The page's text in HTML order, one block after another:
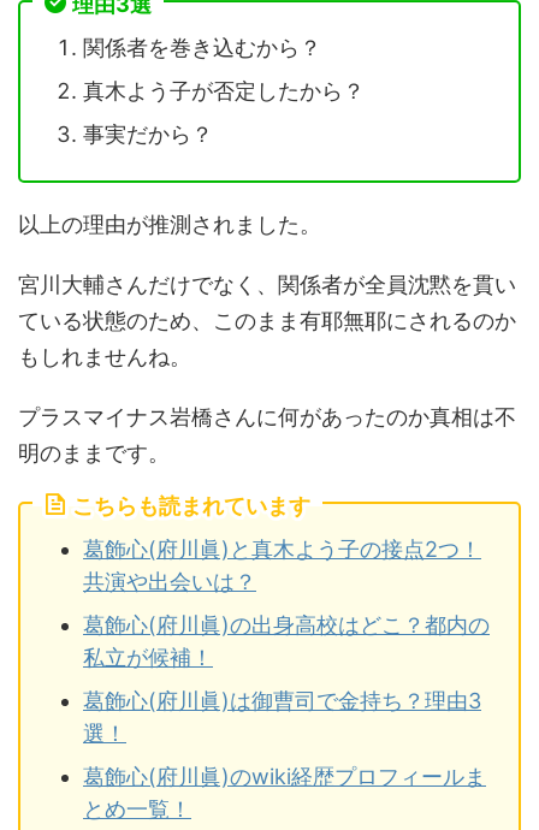
関係者を巻き込むから？
真木よう子が否定したから？
事実だから？
以上の理由が推測されました。
宮川大輔さんだけでなく、関係者が全員沈黙を貫い
ている状態のため、このまま有耶無耶にされるのか
もしれませんね。
プラスマイナス岩橋さんに何があったのか真相は不
明のままです。
こちらも読まれています
葛飾心(府川眞)と真木よう子の接点2つ！
共演や出会いは？
葛飾心(府川眞)の出身高校はどこ？都内の
私立が候補！
葛飾心(府川眞)は御曹司で金持ち？理由3
選！
葛飾心(府川眞)のwiki経歴プロフィールま
とめ一覧！